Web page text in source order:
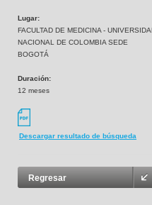
Lugar:
FACULTAD DE MEDICINA -
NACIONAL DE COLOMBIA SEDE
BOGOTÁ
Duración:
12 meses
Descargar resultado de búsqueda
Regresar